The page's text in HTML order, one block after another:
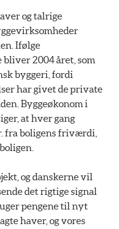
og talrige
Ifølge
2004 året, som
byggeri, fordi
har givet de private
Byggeøkonom i
at hver gang
fra boligens friværdi,
og danskerne vil
det rigtige signal
pengene til nyt
haver, og vores